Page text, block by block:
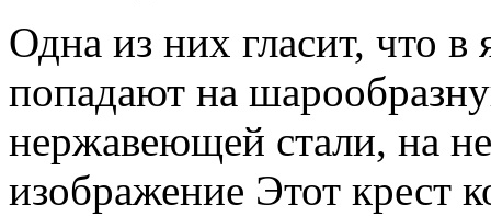
Одна из них гласит, что
попадают на
нержавеющей стали, на
изображение Этот крест